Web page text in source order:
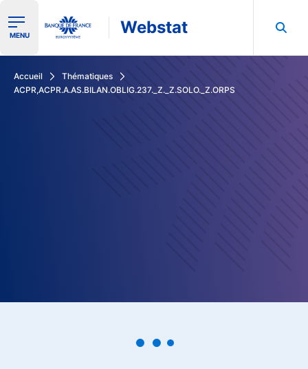
Ouvrir le menu de navigation
MENU Webstat
Accueil
Thématiques
ACPR,ACPR.A.AS.BILAN.OBLIG.237._Z._Z.SOLO._Z.ORPS